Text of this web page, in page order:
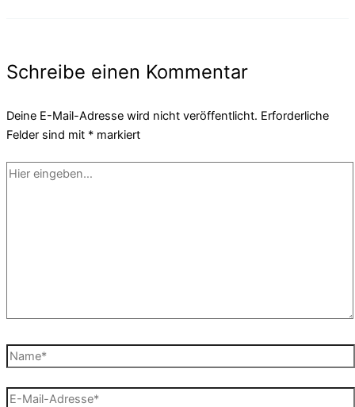
Schreibe einen Kommentar
Deine E-Mail-Adresse wird nicht veröffentlicht. Erforderliche
Felder sind mit * markiert
Hier
Name*
E-